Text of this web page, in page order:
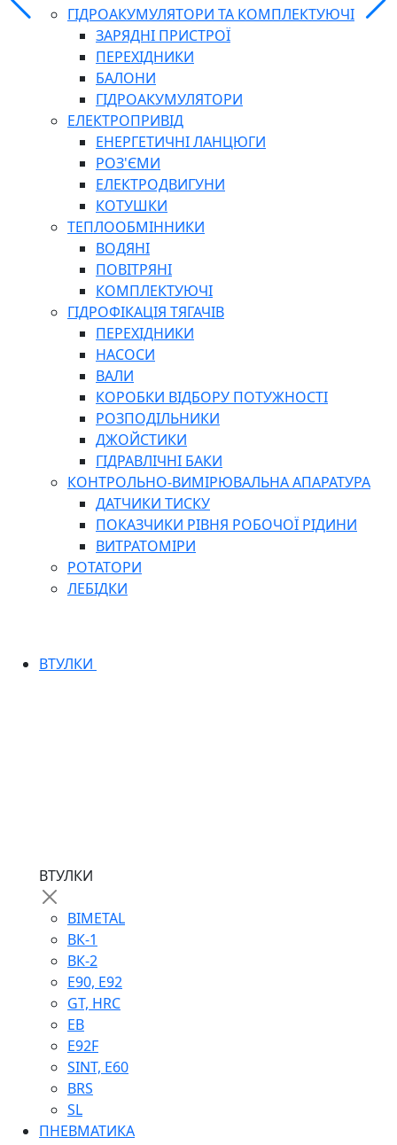
ГІДРОАКУМУЛЯТОРИ ТА КОМПЛЕКТУЮЧІ
ЗАРЯДНІ ПРИСТРОЇ
ПЕРЕХІДНИКИ
БАЛОНИ
ГІДРОАКУМУЛЯТОРИ
ЕЛЕКТРОПРИВІД
ЕНЕРГЕТИЧНІ ЛАНЦЮГИ
РОЗ'ЄМИ
ЕЛЕКТРОДВИГУНИ
КОТУШКИ
ТЕПЛООБМІННИКИ
ВОДЯНІ
ПОВІТРЯНІ
КОМПЛЕКТУЮЧІ
ГІДРОФІКАЦІЯ ТЯГАЧІВ
ПЕРЕХІДНИКИ
НАСОСИ
ВАЛИ
КОРОБКИ ВІДБОРУ ПОТУЖНОСТІ
РОЗПОДІЛЬНИКИ
ДЖОЙСТИКИ
ГІДРАВЛІЧНІ БАКИ
КОНТРОЛЬНО-ВИМІРЮВАЛЬНА АПАРАТУРА
ДАТЧИКИ ТИСКУ
ПОКАЗЧИКИ РІВНЯ РОБОЧОЇ РІДИНИ
ВИТРАТОМІРИ
РОТАТОРИ
ЛЕБІДКИ
ВТУЛКИ
ВТУЛКИ
BIMETAL
ВК-1
ВК-2
Е90, E92
GT, HRC
EB
Е92F
SINT, E60
BRS
SL
ПНЕВМАТИКА